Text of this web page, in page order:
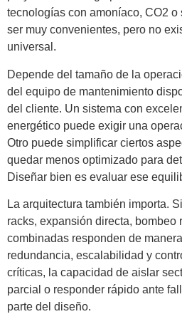
tecnologías con amoníaco, CO2
ser muy convenientes, pero no
universal.
Depende del tamaño de la
del equipo de mantenimiento
del cliente. Un sistema con
energético puede exigir una
Otro puede simplificar ciertos
quedar menos optimizado para
Diseñar bien es evaluar ese
La arquitectura también importa.
racks, expansión directa,
combinadas responden de
redundancia, escalabilidad y
críticas, la capacidad de aislar
parcial o responder rápido ante
parte del diseño.